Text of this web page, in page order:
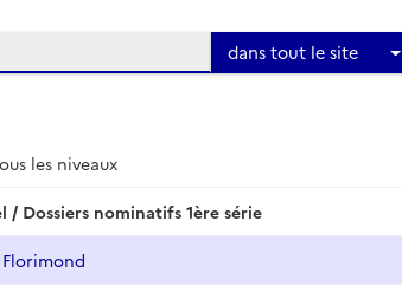
dans tout le site
les niveaux
/ Dossiers nominatifs 1ère série
Florimond